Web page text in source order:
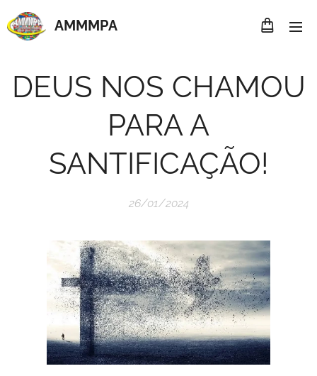
AMMMPA
DEUS NOS CHAMOU
PARA A
SANTIFICAÇÃO!
26/01/2024